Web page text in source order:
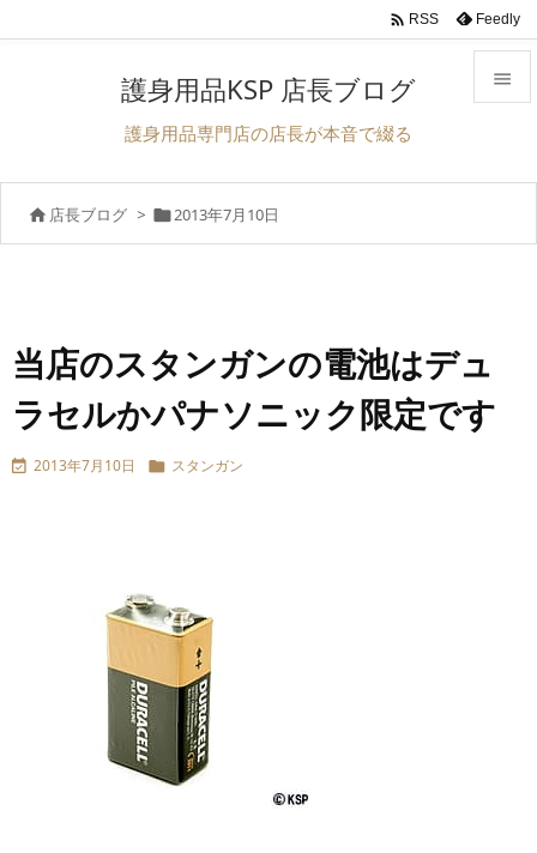



検索
 RSS Feedly
護身用品KSP 店長ブログ
護身用品専門店の店長が本音で綴る
 店長ブログ > 2013年7月10日
当店のスタンガンの電池はデュ
ラセルかパナソニック限定です
 2013年7月10日  スタンガン